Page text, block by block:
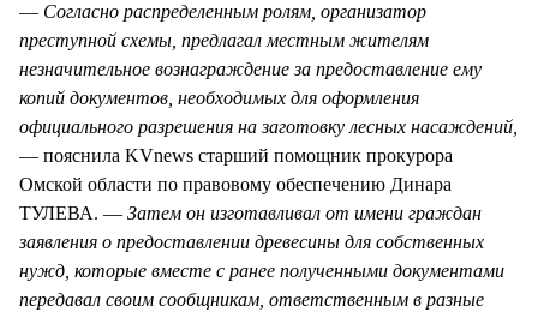
— Согласно распределенным ролям, организатор
преступной схемы, предлагал местным жителям
незначительное вознаграждение за предоставление ему
копий документов, необходимых для оформления
официального разрешения на заготовку лесных насаждений,
— пояснила KVnews старший помощник прокурора
Омской области по правовому обеспечению Динара
ТУЛЕВА. — Затем он изготавливал от имени граждан
заявления о предоставлении древесины для собственных
нужд, которые вместе с ранее полученными документами
передавал своим сообщникам, ответственным в разные